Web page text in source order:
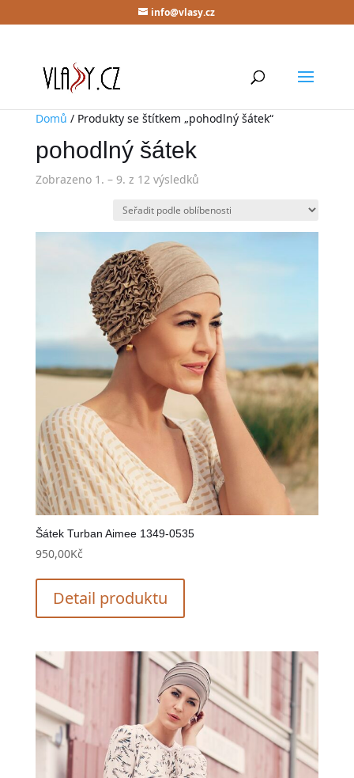
info@vlasy.cz
Domů / Produkty se štítkem „pohodlný šátek“
pohodlný šátek
Zobrazeno 1. – 9. z 12 výsledků
Šátek Turban Aimee 1349-0535
950,00Kč
Detail produktu